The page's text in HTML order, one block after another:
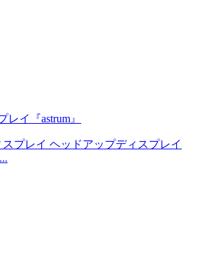
イ『astrum』
プレイ ヘッドアップディスプレイ